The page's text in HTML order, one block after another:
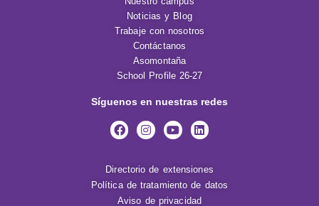
Noticias y Blog
Trabaje con nosotros
Contáctanos
Asomontaña
School Profile 26-27
Síguenos en nuestras redes
Directorio de extensiones
Política de tratamiento de datos
Aviso de privacidad